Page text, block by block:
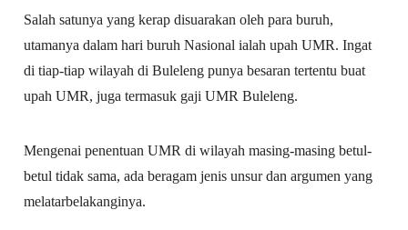
Salah satunya yang kerap disuarakan oleh para buruh,
utamanya dalam hari buruh Nasional ialah upah UMR. Ingat
di tiap-tiap wilayah di Buleleng punya besaran tertentu buat
upah UMR, juga termasuk gaji UMR Buleleng.
Mengenai penentuan UMR di wilayah masing-masing betul-
betul tidak sama, ada beragam jenis unsur dan argumen yang
melatarbelakanginya.